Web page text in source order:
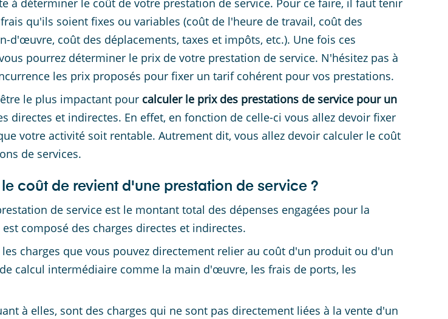
à déterminer le coût de votre prestation de service. Pour ce faire, il faut tenir
qu'ils soient fixes ou variables (coût de l'heure de travail, coût des
d'œuvre, coût des déplacements, taxes et impôts, etc.). Une fois ces
pourrez déterminer le prix de votre prestation de service. N'hésitez pas à
les prix proposés pour fixer un tarif cohérent pour vos prestations.
le plus impactant pour calculer le prix des prestations de service pour un
directes et indirectes. En effet, en fonction de celle-ci vous allez devoir fixer
votre activité soit rentable. Autrement dit, vous allez devoir calculer le coût
de services.
coût de revient d'une prestation de service ?
de service est le montant total des dépenses engagées pour la
composé des charges directes et indirectes.
charges que vous pouvez directement relier au coût d'un produit ou d'un
calcul intermédiaire comme la main d'œuvre, les frais de ports, les
à elles, sont des charges qui ne sont pas directement liées à la vente d'un